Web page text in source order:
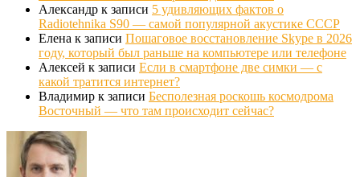
Александр к записи 5 удивляющих фактов о
Radiotehnika S90 — самой популярной акустике СССР
Елена к записи Пошаговое восстановление Skype в 2026
году, который был раньше на компьютере или телефоне
Алексей к записи Если в смартфоне две симки — с
какой тратится интернет?
Владимир к записи Бесполезная роскошь космодрома
Восточный — что там происходит сейчас?